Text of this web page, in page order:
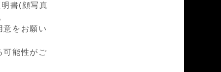
書(顔写真
をお願い
可能性がご